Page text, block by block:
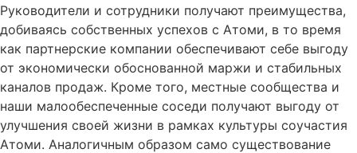
Руководители и сотрудники получают преимущества,
добиваясь собственных успехов с Атоми, в то время
как партнерские компании обеспечивают себе выгоду
от экономически обоснованной маржи и стабильных
каналов продаж. Кроме того, местные сообщества и
наши малообеспеченные соседи получают выгоду от
улучшения своей жизни в рамках культуры соучастия
Атоми. Аналогичным образом само существование